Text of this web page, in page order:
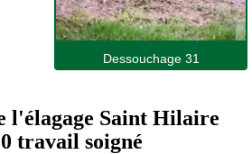
Dessouchage 31
l'élagage Saint Hilaire
travail soigné